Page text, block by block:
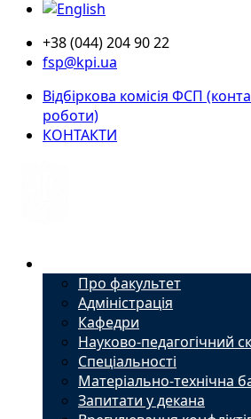
+38 (044) 204 90 22
fsp@kpi.ua
Відбіркова комісія ФСП
роботи)
КОНТАКТИ
Про факультет
Адміністрація
Кафедри
Науково-педагогічний
Спеціальності
Матеріально-технічна
Запитати у декана